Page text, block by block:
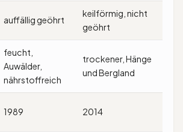
auffällig geöhrt
keilförmig, nicht
geöhrt
feucht,
Auwälder,
nährstoffreich
trockener, Hänge
und Bergland
1989 2014